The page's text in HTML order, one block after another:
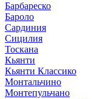
Барбареско
Бароло
Сардиния
Сицилия
Тоскана
Кьянти
Кьянти Классико
Монтальчино
Монтепульчано